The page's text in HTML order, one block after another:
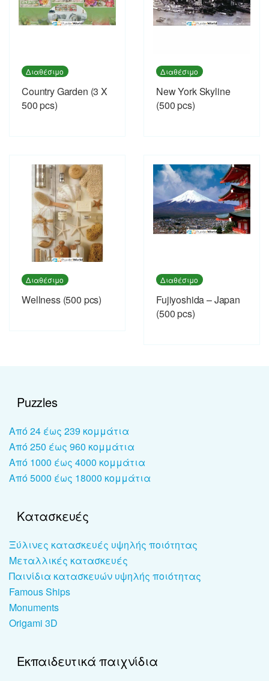
Διαθέσιμο
Country Garden (3 X
500 pcs)
Διαθέσιμο
New York Skyline
(500 pcs)
Διαθέσιμο
Wellness (500 pcs)
Διαθέσιμο
Fujiyoshida – Japan
(500 pcs)
Puzzles
Από 24 έως 239 κομμάτια
Από 250 έως 960 κομμάτια
Από 1000 έως 4000 κομμάτια
Από 5000 έως 18000 κομμάτια
Κατασκευές
Ξύλινες κατασκευές υψηλής ποιότητας
Μεταλλικές κατασκευές
Παινίδια κατασκευών υψηλής ποιότητας
Famous Ships
Monuments
Origami 3D
Εκπαιδευτικά παιχνίδια